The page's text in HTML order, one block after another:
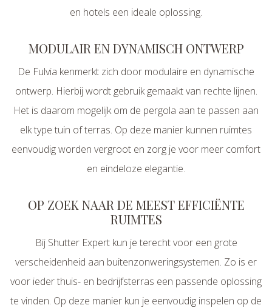
en hotels een ideale oplossing.
MODULAIR EN DYNAMISCH ONTWERP
De Fulvia kenmerkt zich door modulaire en dynamische
ontwerp. Hierbij wordt gebruik gemaakt van rechte lijnen.
Het is daarom mogelijk om de pergola aan te passen aan
elk type tuin of terras. Op deze manier kunnen ruimtes
eenvoudig worden vergroot en zorg je voor meer comfort
en eindeloze elegantie.
OP ZOEK NAAR DE MEEST EFFICIËNTE
RUIMTES
Bij Shutter Expert kun je terecht voor een grote
verscheidenheid aan buitenzonweringsystemen. Zo is er
voor ieder thuis- en bedrijfsterras een passende oplossing
te vinden. Op deze manier kun je eenvoudig inspelen op de